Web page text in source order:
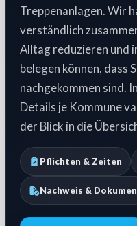
Treppenanlagen. Wir
verständlich
Alltag reduzieren und
belegen können, dass
nachgekommen sind.
Details je Kommune
der Blick in die
Pflichten & Zeiten
Nachweis &